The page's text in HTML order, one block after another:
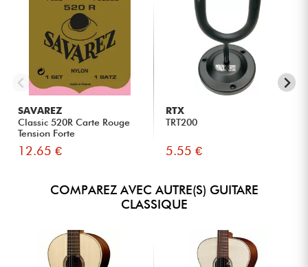
SAVAREZ
Classic 520R Carte Rouge
Tension Forte
12.65 €
RTX
TRT200
5.55 €
COMPAREZ AVEC AUTRE(S) GUITARE
CLASSIQUE